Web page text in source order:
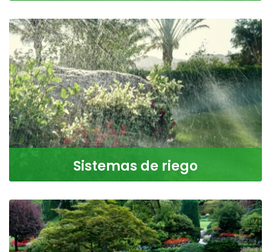
cada situación y
LEER MÁS
Sistemas de riego
sistemas de riego automatizados.
LEER MÁS